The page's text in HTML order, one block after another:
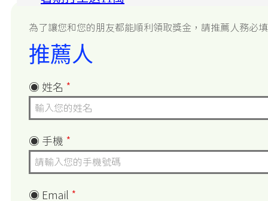
為了讓您和您的朋友都能順利領取獎金，請推薦人務必
推薦人
◉ 姓名 *
◉ 手機 *
◉ Email *